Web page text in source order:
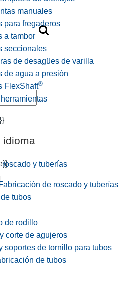
idioma
manuales
para fregaderos
a tambor
seccionales
de desagües de varilla
de agua a presión
FlexShaft®
roscado y tuberías
de roscado y tuberías
tubos
de rodillo
corte de agujeros
soportes de tornillo para tubos
de tubos